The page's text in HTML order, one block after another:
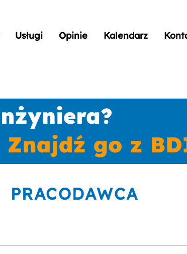
Usługi Opinie Kalendarz
PRACODAWCA